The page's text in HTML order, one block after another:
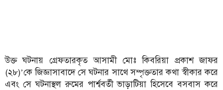
উক্ত ঘটনায় গ্রেফতারকৃত আসামী মোঃ কিবরিয়া প্রকাশ জাফর
(২৮)’কে জিজ্ঞাসাবাদে সে ঘটনার সাথে সম্পৃক্ততার কথা স্বীকার করে
এবং সে ঘটনাস্থল রুমের পার্শ্ববর্তী ভাড়াটিয়া হিসেবে বসবাস করে